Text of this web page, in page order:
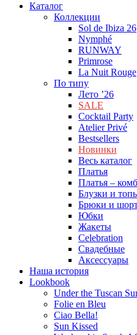
Каталог
Коллекции
Sol de Ibiza 26
Nymphé
RUNWAY
Primrose
La Nuit Rouge
По типу
Лето ’26
SALE
Cocktail Party
Atelier Privé
Bestsellers
Новинки
Весь каталог
Платья
Платья –
Блузки и
Брюки и
Юбки
Жакеты
Celebration
Cвадебные
Аксессуары
Наша история
Lookbook
Under the Tuscan
Folie en Bleu
Ciao Bella!
Sun Kissed